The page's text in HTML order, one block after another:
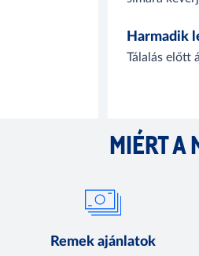
Harmadik
Tálalás előtt
MIÉRT A
Remek ajánlatok